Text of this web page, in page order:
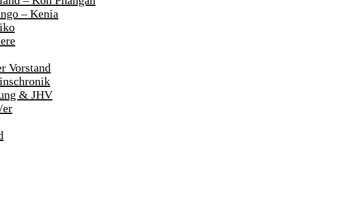
Kenia
& JHV